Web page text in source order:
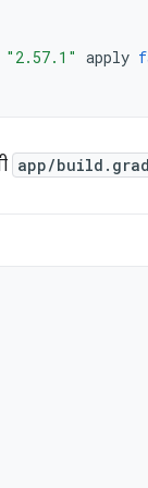
"2.57.1" apply
app/